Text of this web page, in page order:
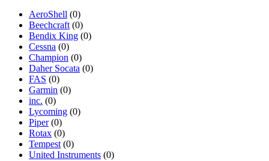
AeroShell (0)
Beechcraft (0)
Bendix King (0)
Cessna (0)
Champion (0)
Daher Socata (0)
FAS (0)
Garmin (0)
inc. (0)
Lycoming (0)
Piper (0)
Rotax (0)
Tempest (0)
United Instruments (0)